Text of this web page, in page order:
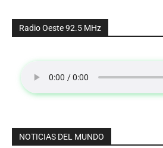
Radio Oeste 92.5 MHz
NOTICIAS DEL MUNDO